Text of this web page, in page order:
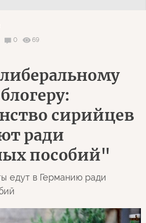
0
69
сирийцев
ради
пособий"
едут в Германию ради